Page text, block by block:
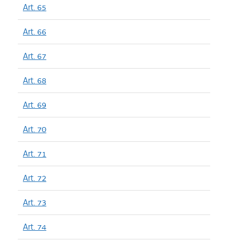
Art. 65
Art. 66
Art. 67
Art. 68
Art. 69
Art. 70
Art. 71
Art. 72
Art. 73
Art. 74